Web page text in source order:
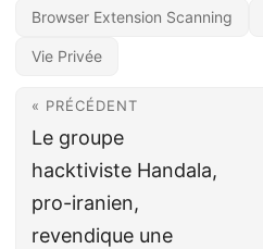
Browser Extension Scanning
Vie Privée
« PRÉCÉDENT
Le groupe
hacktiviste Handala,
pro-iranien,
revendique une